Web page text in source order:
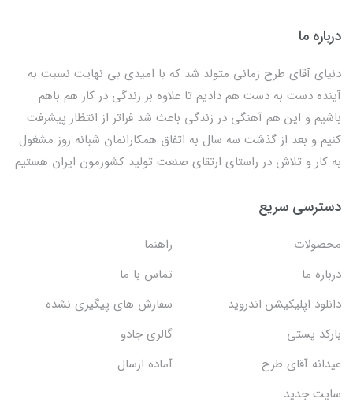
درباره ما
دنیای آقای طرح زمانی متولد شد که با امیدی بی نهایت نسبت به
آینده دست به دست هم دادیم تا علاوه بر زندگی در کار هم باهم
باشیم و این هم آهنگی در زندگی باعث شد فراتر از انتظار پیشرفت
کنیم و بعد از گذشت سه سال به اتفاق همکارانمان شبانه روز مشغول
به کار و تلاش در راستای ارتقای صنعت تولید کشورمون ایران هستیم
دسترسی سریع
محصولات
راهنما
درباره ما
تماس با ما
دانلود اپلیکیشن اندروید
سفارش های پیگیری نشده
بارکد پستی
گالری جادو
عیدانه آقای طرح
آماده ارسال
سایت جدید